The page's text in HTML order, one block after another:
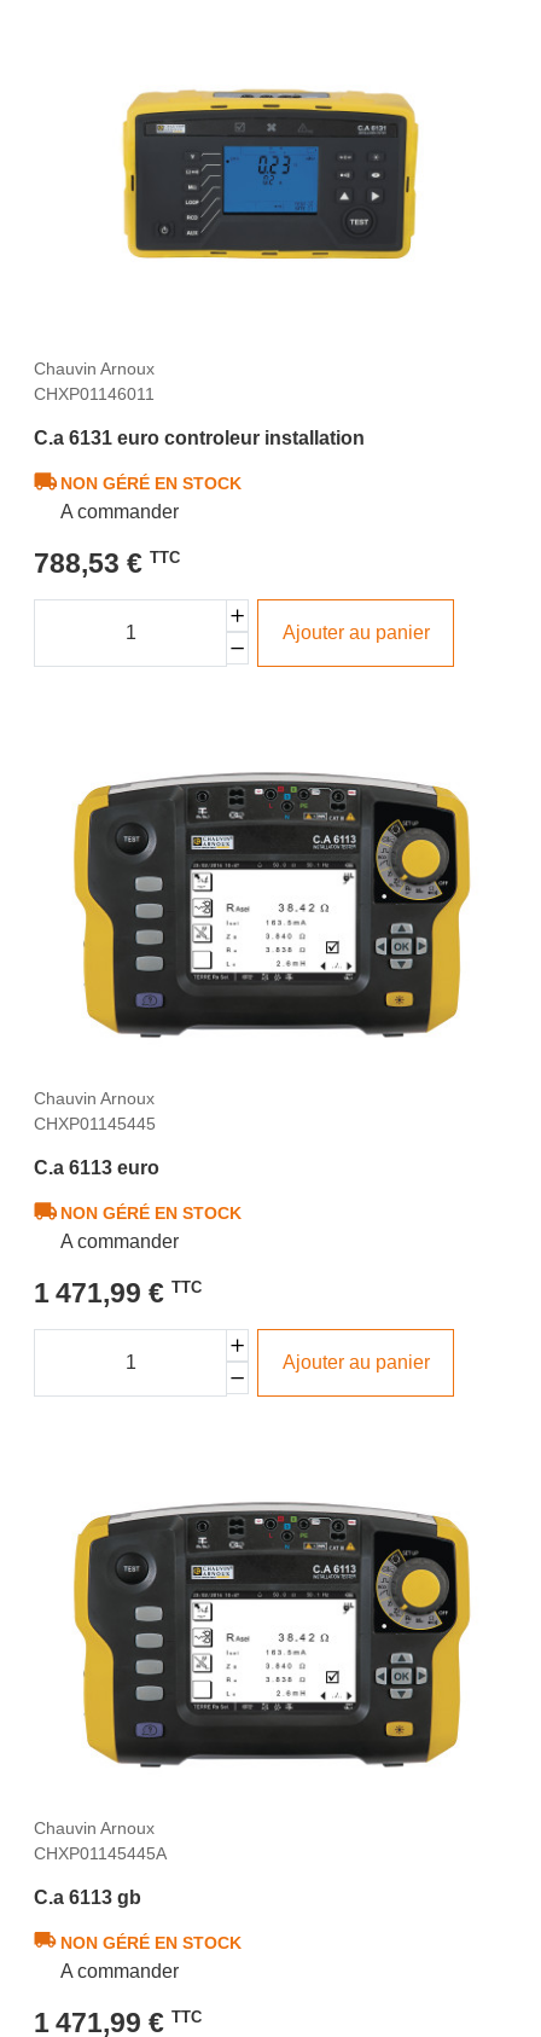
Chauvin Arnoux
CHXP01146011
C.a 6131 euro controleur installation
NON GÉRÉ EN STOCK
A commander
788,53 € TTC
Ajouter au panier
Chauvin Arnoux
CHXP01145445
C.a 6113 euro
NON GÉRÉ EN STOCK
A commander
1 471,99 € TTC
Ajouter au panier
Chauvin Arnoux
CHXP01145445A
C.a 6113 gb
NON GÉRÉ EN STOCK
A commander
1 471,99 € TTC